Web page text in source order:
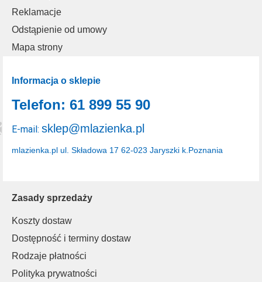
Reklamacje
Odstąpienie od umowy
Mapa strony
Zasady sprzedaży
Koszty dostaw
Dostępność i terminy dostaw
Rodzaje płatności
Polityka prywatności
Informacja o sklepie
mlazienka.pl ul. Składowa 17 62-023 Jaryszki k.Poznania
Telefon: 61 899 55 90
E-mail: sklep@mlazienka.pl